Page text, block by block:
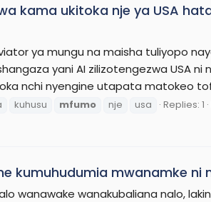
kama ukitoka nje ya USA
ya mungu na maisha tuliyopo
yani AI zilizotengezwa USA ni
nchi nyengine utapata matokeo
kuhusu mfumo nje usa Replies: 1
kumuhudumia mwanamke ni
wanawake wanakubaliana nalo,